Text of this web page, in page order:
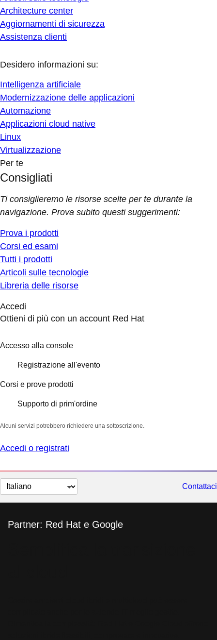
Architecture center
Aggiornamenti di sicurezza
Assistenza clienti
Desidero informazioni su:
Intelligenza artificiale
Modernizzazione delle applicazioni
Automazione
Applicazioni cloud native
Linux
Virtualizzazione
Per te
Consigliati
Ti consiglieremo le risorse scelte per te durante la
navigazione. Prova subito questi suggerimenti:
Prova i prodotti
Corsi ed esami
Tutti i prodotti
Articoli sulle tecnologie
Libreria delle risorse
Accedi
Ottieni di più con un account Red Hat
Accesso alla console
Registrazione all'evento
Corsi e prove prodotti
Supporto di prim'ordine
Alcuni servizi potrebbero richiedere una sottoscrizione.
Accedi o registrati
Cambia
lingua
Contattaci
Partner: Red Hat e Google